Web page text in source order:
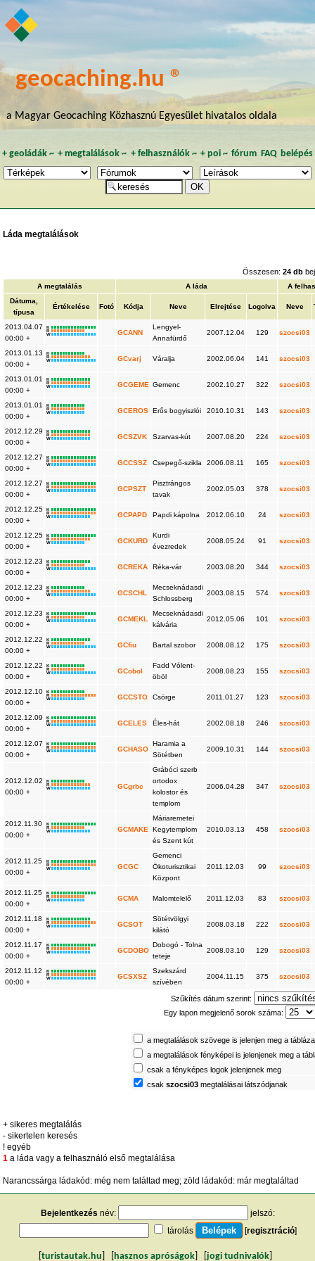
geocaching.hu ®
a Magyar Geocaching Közhasznú Egyesület hivatalos oldala
+ geoládák~ +megtalálások ~ + felhasználók~ + poi~ fórum FAQ belépés
Láda megtalálások
Összesen:24 db
A megtalálás A láda
A
Dátuma,
típusa
Értékelése Fotó Kódja Neve Elrejtése Logolva Neve
2013.04.07
00:00 +
K
R
W
GCANN
Lengyel-
Annafürdő
2007.12.04 129 szocsi03
2013.01.13
00:00 +
K
R
W
GCvarj Váralja 2002.06.04 141 szocsi03
2013.01.01
00:00 +
K
R
W
GCGEME Gemenc 2002.10.27 322 szocsi03
2013.01.01
00:00 +
K
R
W
GCEROS Erős bogyiszlói 2010.10.31 143 szocsi03
2012.12.29
00:00 +
K
R
W
GCSZVK Szarvas-kút 2007.08.20 224 szocsi03
2012.12.27
00:00 +
K
R
W
GCCSSZ Csepegő-szikla 2006.08.11 165 szocsi03
2012.12.27
00:00 +
K
R
W
GCPSZT
Pisztrángos
tavak
2002.05.03 378 szocsi03
2012.12.25
00:00 +
K
R
W
GCPAPD Papdi kápolna 2012.06.10 24 szocsi03
2012.12.25
00:00 +
K
R
W
GCKURD
Kurdi
évezredek
2008.05.24 91 szocsi03
2012.12.23
00:00 +
K
R
W
GCREKA Réka-vár 2003.08.20 344 szocsi03
2012.12.23
00:00 +
K
R
W
GCSCHL
Mecseknádasdi
Schlossberg
2003.08.15 574 szocsi03
2012.12.23
00:00 +
K
R
W
GCMEKL
Mecseknádasdi
kálvária
2012.05.06 101 szocsi03
2012.12.22
00:00 +
K
R
W
GCfiu Bartal szobor 2008.08.12 175 szocsi03
2012.12.22
00:00 +
K
R
W
GCobol
Fadd Vólent-
öböl
2008.08.23 155 szocsi03
2012.12.10
00:00 +
K
R
W
GCCSTO Csörge 2011.01.27 123 szocsi03
2012.12.09
00:00 +
K
R
W
GCELES Éles-hát 2002.08.18 246 szocsi03
2012.12.07
00:00 +
K
R
W
GCHASO
Haramia a
Sötétben
2009.10.31 144 szocsi03
2012.12.02
00:00 +
K
R
W
GCgrbc
Grábóci szerb
ortodox
kolostor és
templom
2006.04.28 347 szocsi03
2012.11.30
00:00 +
K
R
W
GCMAKE
Máriaremetei
Kegytemplom
és Szent kút
2010.03.13 458 szocsi03
2012.11.25
00:00 +
K
R
W
GCGC
Gemenci
Ökoturisztikai
Központ
2011.12.03 99 szocsi03
2012.11.25
00:00 +
K
R
W
GCMA Malomtelelő 2011.12.03 83 szocsi03
2012.11.18
00:00 +
K
R
W
GCSOT
Sötétvölgyi
kilátó
2008.03.18 222 szocsi03
2012.11.17
00:00 +
K
R
W
GCDOBO
Dobogó - Tolna
teteje
2008.03.10 129 szocsi03
2012.11.12
00:00 +
K
R
W
GCSXSZ
Szekszárd
szívében
2004.11.15 375 szocsi03
Szűkítés dátum szerint:
Egy lapon megjelenő sorok száma:
a megtalálások szövege is jelenjen meg a
a megtalálások fényképei is jelenjenek meg a
csak a fényképes logok jelenjenek meg
csakszocsi03 megtalálásai látszódjanak
+ sikeres megtalálás
- sikertelen keresés
! egyéb
1 a láda vagy a felhasználó első megtalálása
Narancssárga ládakód: még nem találtad meg; zöld ládakód: már megtaláltad
Bejelentkezés név:
jelszó:
tárolás
[regisztráció]
turistautak.hu hasznos apróságok jogi tudnivalók